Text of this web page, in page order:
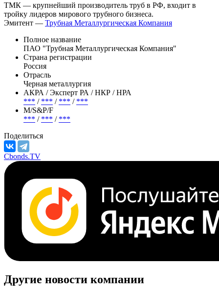
ТМК — крупнейший производитель труб в РФ, входит в
тройку лидеров мирового трубного бизнеса.
Эмитент — Трубная Металлургическая Компания
Полное название
ПАО "Трубная Металлургическая Компания"
Страна регистрации
Россия
Отрасль
Черная металлургия
АКРА / Эксперт РА / НКР / НРА
*** / *** / *** / ***
М/S&P/F
*** / *** / ***
Поделиться
Cbonds.TV
Другие новости компании